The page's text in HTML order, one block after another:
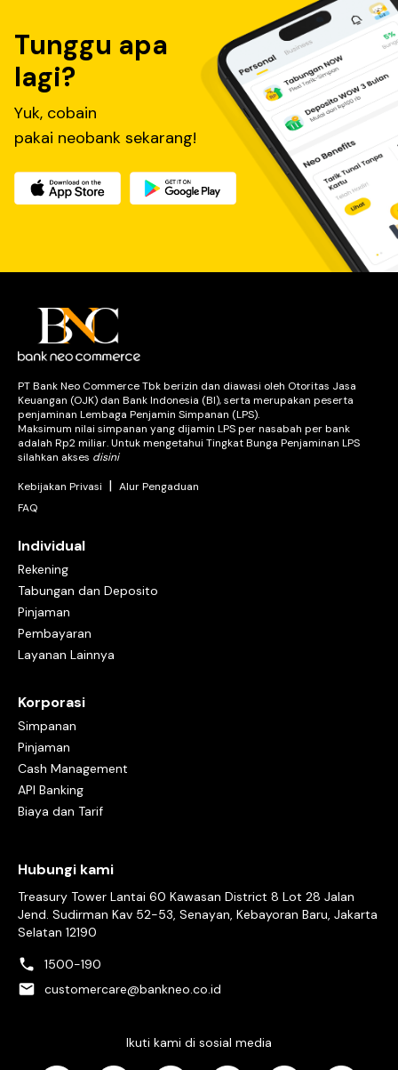
Tunggu apa
lagi?
Yuk, cobain
pakai neobank sekarang!
PT Bank Neo Commerce Tbk berizin dan diawasi oleh Otoritas Jasa
Keuangan (OJK) dan Bank Indonesia (BI), serta merupakan peserta
penjaminan Lembaga Penjamin Simpanan (LPS).
Maksimum nilai simpanan yang dijamin LPS per nasabah per bank
adalah Rp2 miliar. Untuk mengetahui Tingkat Bunga Penjaminan LPS
silahkan akses disini
Kebijakan Privasi | Alur Pengaduan
FAQ
Individual
Rekening
Tabungan dan Deposito
Pinjaman
Pembayaran
Layanan Lainnya
Korporasi
Simpanan
Pinjaman
Cash Management
API Banking
Biaya dan Tarif
Hubungi kami
Treasury Tower Lantai 60 Kawasan District 8 Lot 28 Jalan
Jend. Sudirman Kav 52-53, Senayan, Kebayoran Baru, Jakarta
Selatan 12190
1500-190
customercare@bankneo.co.id
Ikuti kami di sosial media